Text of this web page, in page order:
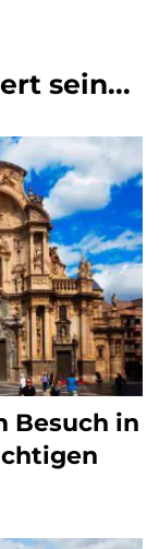
sein...
Besuch in